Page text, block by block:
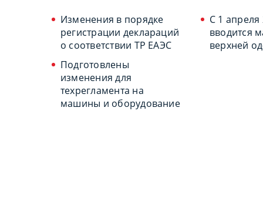
Изменения в порядке
регистрации деклараций
о соответствии ТР ЕАЭС
Подготовлены
изменения для
техрегламента на
машины и оборудование
С 1 апреля
вводится
верхней